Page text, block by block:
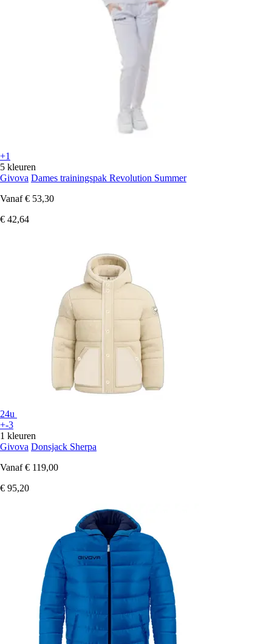
+1
5 kleuren
Givova Dames trainingspak Revolution Summer
Vanaf € 53,30
€ 42,64
24u
+-3
1 kleuren
Givova Donsjack Sherpa
Vanaf € 119,00
€ 95,20